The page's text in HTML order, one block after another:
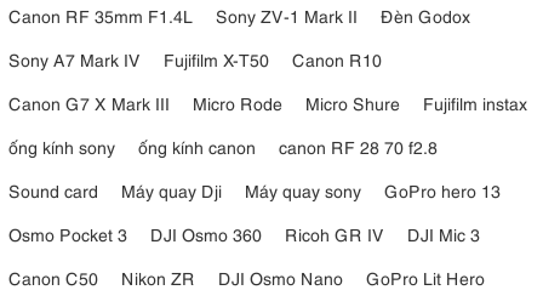
Canon RF 35mm F1.4L
Sony ZV-1 Mark II
Đèn Godox
Sony A7 Mark IV
Fujifilm X-T50
Canon R10
Canon G7 X Mark III
Micro Rode Micro Shure
Fujifilm instax
ống kính sony
ống kính canon
canon RF 28 70 f2.8
Sound card
Máy quay Dji Máy quay sony
GoPro hero 13
Osmo Pocket 3
DJI Osmo 360 Ricoh GR IV
DJI Mic 3
Canon C50
Nikon ZR DJI Osmo Nano
GoPro Lit Hero